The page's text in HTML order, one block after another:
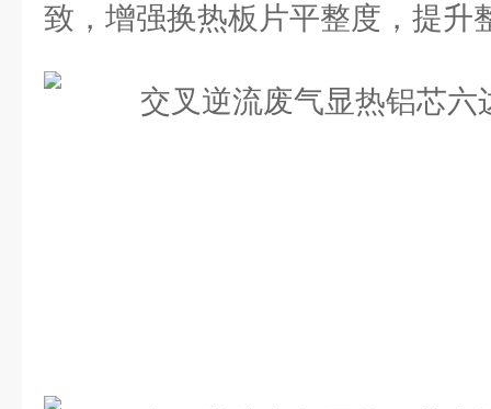
致，增强换热板片平整度，提升